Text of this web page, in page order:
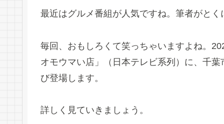
最近はグルメ番組が人気ですね。筆者がと
毎回、おもしろくて笑っちゃいますよね。
オモウマい店」（日本テレビ系列）に、千
び登場します。
詳しく見ていきましょう。